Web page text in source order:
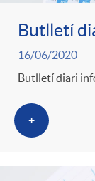
Butlletí
16/06/2020
Butlletí diari
+